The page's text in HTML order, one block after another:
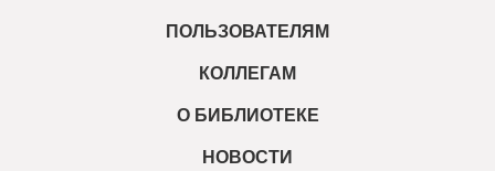
ПОЛЬЗОВАТЕЛЯМ
КОЛЛЕГАМ
О БИБЛИОТЕКЕ
НОВОСТИ